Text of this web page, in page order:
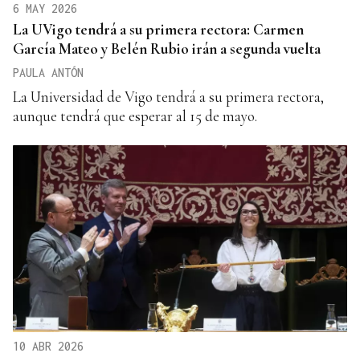
6 MAY 2026
La UVigo tendrá a su primera rectora: Carmen
García Mateo y Belén Rubio irán a segunda vuelta
PAULA ANTÓN
La Universidad de Vigo tendrá a su primera rectora,
aunque tendrá que esperar al 15 de mayo.
10 ABR 2026